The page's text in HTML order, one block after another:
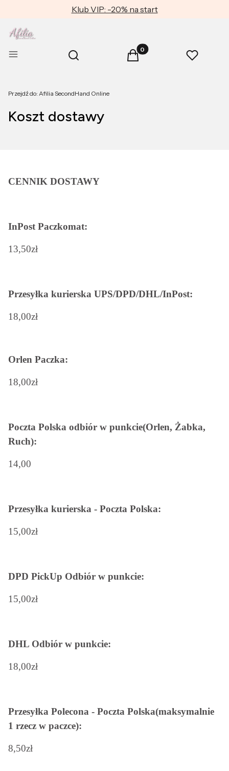
Klub VIP: -20% na start
Menu Otwórz wyszukiwarkę
Szukaj Produkty w koszyku: 0.
Koszyk Ulubione
Przejdź do: Afilia SecondHand Online
Koszt dostawy
CENNIK DOSTAWY
InPost Paczkomat:
13,50zł
Przesyłka kurierska UPS/DPD/DHL/InPost:
18,00zł
Orlen Paczka:
18,00zł
Poczta Polska odbiór w punkcie(Orlen, Żabka,
Ruch):
14,00
Przesyłka kurierska - Poczta Polska:
15,00zł
DPD PickUp Odbiór w punkcie:
15,00zł
DHL Odbiór w punkcie:
18,00zł
Przesyłka Polecona - Poczta Polska(maksymalnie
1 rzecz w paczce):
8,50zł